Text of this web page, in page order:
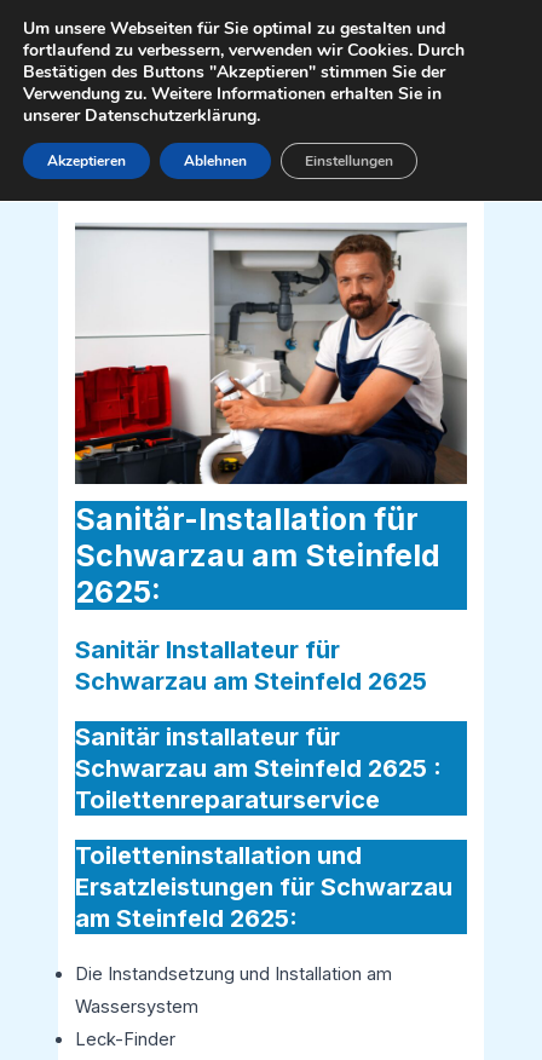
Inhalt
springen
Sanitär Installateur für Schwarzau am
Sanitär-Installation für
Schwarzau am Steinfeld
2625:
Sanitär Installateur für
Schwarzau am Steinfeld 2625
Sanitär installateur für
Schwarzau am Steinfeld 2625 :
Toilettenreparaturservice
Toiletteninstallation und
Ersatzleistungen für Schwarzau
am Steinfeld 2625:
Die Instandsetzung und Installation am
Wassersystem
Leck-Finder
Um unsere Webseiten für Sie optimal zu gestalten und
fortlaufend zu verbessern, verwenden wir Cookies. Durch
Bestätigen des Buttons "Akzeptieren" stimmen Sie der
Verwendung zu. Weitere Informationen erhalten Sie in
unserer Datenschutzerklärung.
Akzeptieren Ablehnen Einstellungen